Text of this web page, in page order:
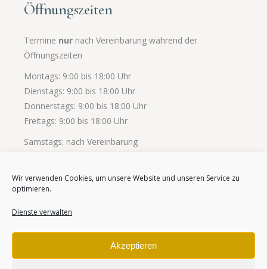
Wir verwenden Cookies, um unsere Website und unseren Service zu
optimieren.
Dienste verwalten
Akzeptieren
Öffnungszeiten
Termine nur nach Vereinbarung während der
Öffnungszeiten
Montags: 9:00 bis 18:00 Uhr
Dienstags: 9:00 bis 18:00 Uhr
Donnerstags: 9:00 bis 18:00 Uhr
Freitags: 9:00 bis 18:00 Uhr
Samstags: nach Vereinbarung
© 2026 Wellness Massage Spa – by Marsha | Ahaus –
Ottenstein